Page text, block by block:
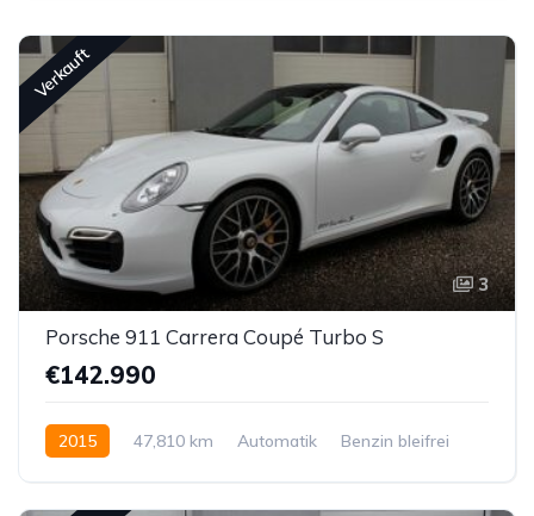
Verkauft
3
Porsche 911 Carrera Coupé Turbo S
€142.990
2015 47,810 km Automatik
Benzin bleifrei